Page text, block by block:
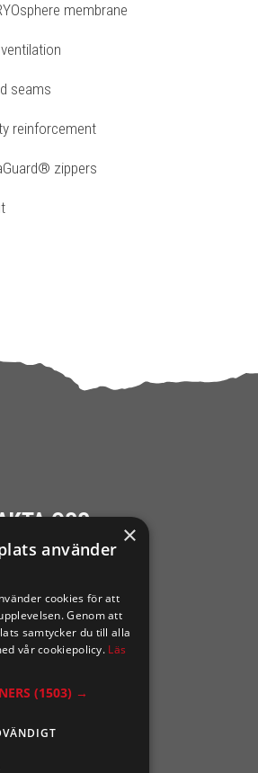
membrane
seams
reinforcement
zippers
OSS
köp
×
använder
cookies för att
Genom att
samtycker du till alla
vår cookiepolicy. Läs
(1503) →